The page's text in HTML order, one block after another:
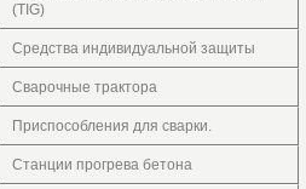
(TIG)
Средства индивидуальной защиты
Сварочные трактора
Приспособления для сварки.
Станции прогрева бетона